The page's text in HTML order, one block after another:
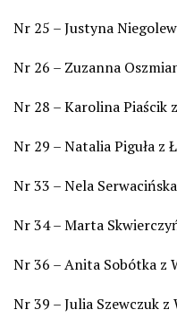
Nr 25 – Justyna
Nr 26 – Zuzanna
Nr 28 – Karolina Piaścik
Nr 29 – Natalia Piguła z
Nr 33 – Nela
Nr 34 – Marta
Nr 36 – Anita Sobótka z
Nr 39 – Julia Szewczuk z